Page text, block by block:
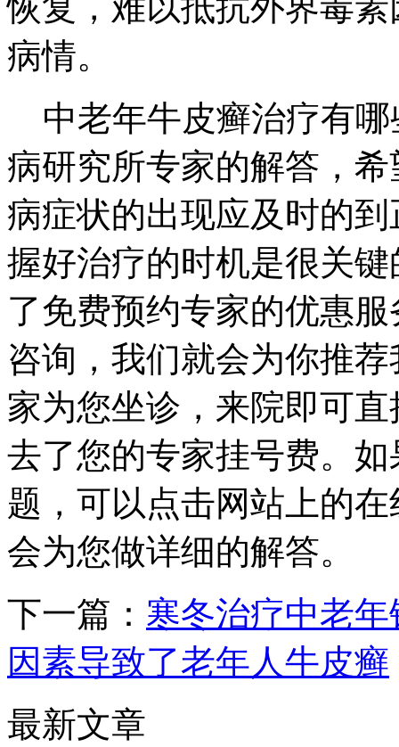
病情。
中老年牛皮癣治疗有哪
病研究所专家的解答，
病症状的出现应及时的
握好治疗的时机是很关
了免费预约专家的优惠
咨询，我们就会为你推
家为您坐诊，来院即可
去了您的专家挂号费。
题，可以点击网站上的
会为您做详细的解答。
下一篇： 寒冬治疗中老
因素导致了老年人牛皮癣
最新文章